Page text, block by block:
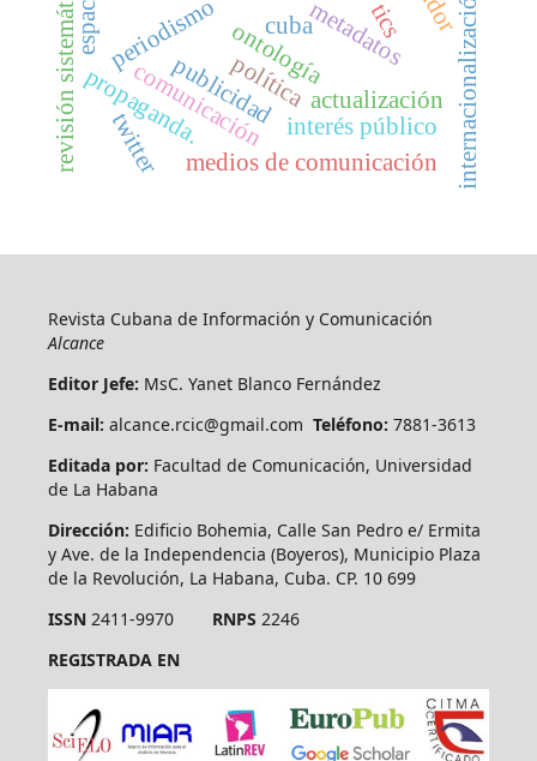
cuba
periodismo
actualización
política
comunicación internacionalización
publicidad
propaganda.
ontologíametadatos
revisión sistemática twitter interés público
medios de comunicación
tics
Revista Cubana de Información y Comunicación
Alcance
Editor Jefe: MsC. Yanet Blanco Fernández
E-mail: alcance.rcic@gmail.com Teléfono: 7881-3613
Editada por: Facultad de Comunicación, Universidad
de La Habana
Dirección: Edificio Bohemia, Calle San Pedro e/ Ermita
y Ave. de la Independencia (Boyeros), Municipio Plaza
de la Revolución, La Habana, Cuba. CP. 10 699
ISSN2411-9970 RNPS 2246
REGISTRADA EN